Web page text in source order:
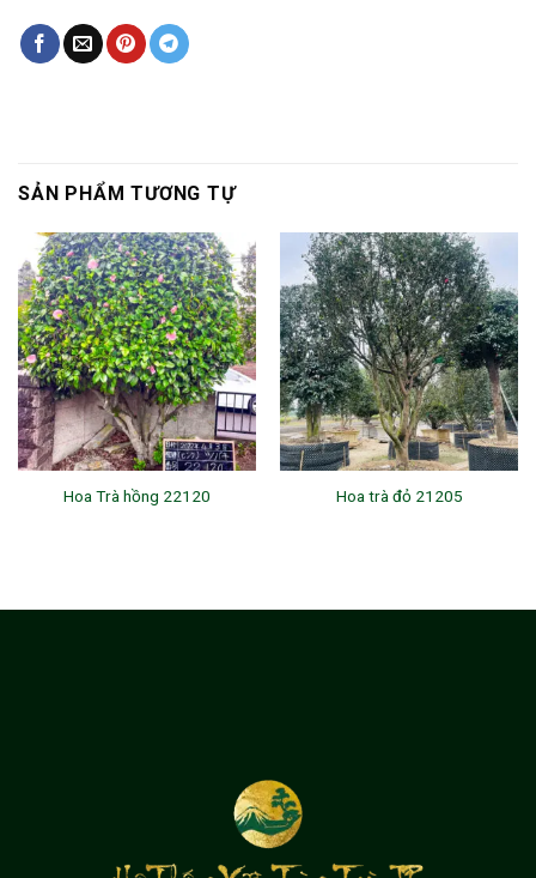
SẢN PHẨM TƯƠNG TỰ
Hoa Trà hồng 22120 Hoa trà đỏ 21205